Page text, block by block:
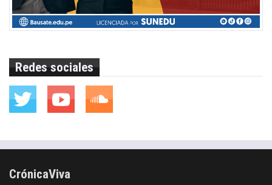
Redes sociales
CrónicaViva